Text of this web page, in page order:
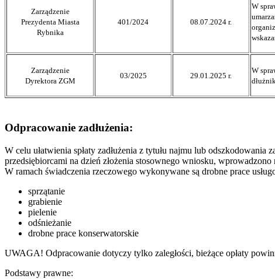
Zarządzenie
Prezydenta Miasta
Rybnika
401/2024 08.07.2024 r.
W
Zarządzenie
Dyrektora ZGM
03/2025 29.01.2025 r.
W
Odpracowanie zadłużenia:
W celu ułatwienia spłaty zadłużenia z tytułu najmu lub
przedsiębiorcami na dzień złożenia stosownego wniosku,
W ramach świadczenia rzeczowego wykonywane są drobne prace
sprzątanie
grabienie
pielenie
odśnieżanie
drobne prace konserwatorskie
UWAGA! Odpracowanie dotyczy tylko zaległości, bieżące opłaty
Podstawy prawne: